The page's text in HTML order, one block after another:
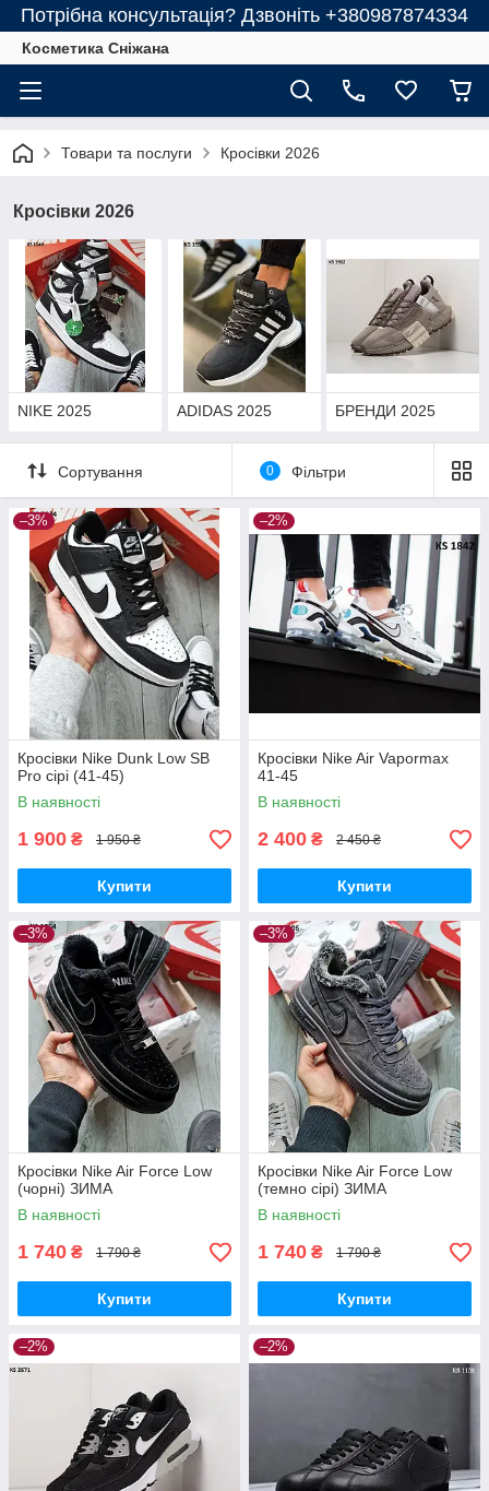
Потрібна консультація? Дзвоніть +380987874334
Косметика Сніжана
Товари та послуги Кросівки 2026
Кросівки 2026
NIKE 2025 ADIDAS 2025 БРЕНДИ 2025
Сортування 0 Фільтри
–3%
Кросівки Nike Dunk Low SB
Pro сірі (41-45)
В наявності
1 900 ₴ 1 950 ₴
Купити
–2%
Кросівки Nike Air Vapormax
41-45
В наявності
2 400 ₴ 2 450 ₴
Купити
–3%
Кросівки Nike Air Force Low
(чорні) ЗИМА
В наявності
1 740 ₴ 1 790 ₴
Купити
–3%
Кросівки Nike Air Force Low
(темно сірі) ЗИМА
В наявності
1 740 ₴ 1 790 ₴
Купити
–2% –2%